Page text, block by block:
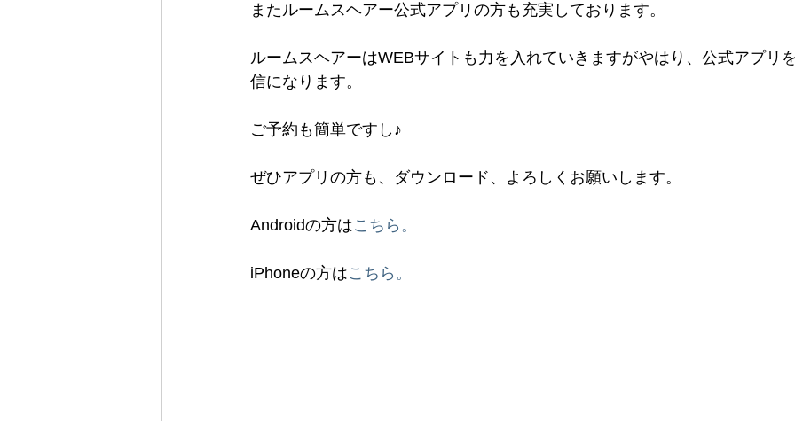
またルームスヘアー公式アプリの方も充実しております。
ルームスヘアーはWEBサイトも力を入れていきますがやはり、公式アプリ
信になります。
ご予約も簡単ですし♪
ぜひアプリの方も、ダウンロード、よろしくお願いします。
Androidの方はこちら。
iPhoneの方はこちら。